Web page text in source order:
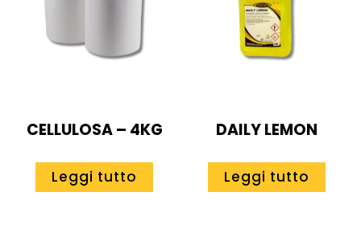
CELLULOSA – 4KG
Leggi tutto
DAILY LEMON
Leggi tutto